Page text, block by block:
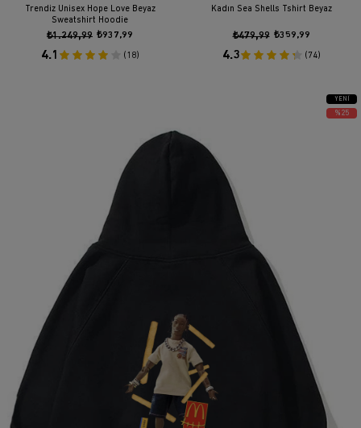
Trendiz Unisex Hope Love Beyaz
Sweatshirt Hoodie
₺937,99
₺1.249,99
4.1 (18)
Kadın Sea Shells Tshirt Beyaz
₺359,99
₺479,99
4.3 (74)
YENI
ÜRÜN
%25